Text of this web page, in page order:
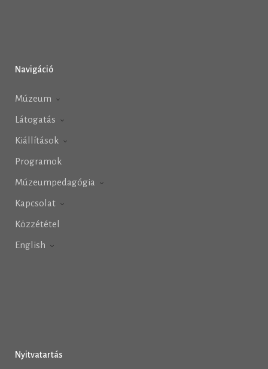
Navigáció
Múzeum
Látogatás
Kiállítások
Programok
Múzeumpedagógia
Kapcsolat
Közzététel
English
Nyitvatartás